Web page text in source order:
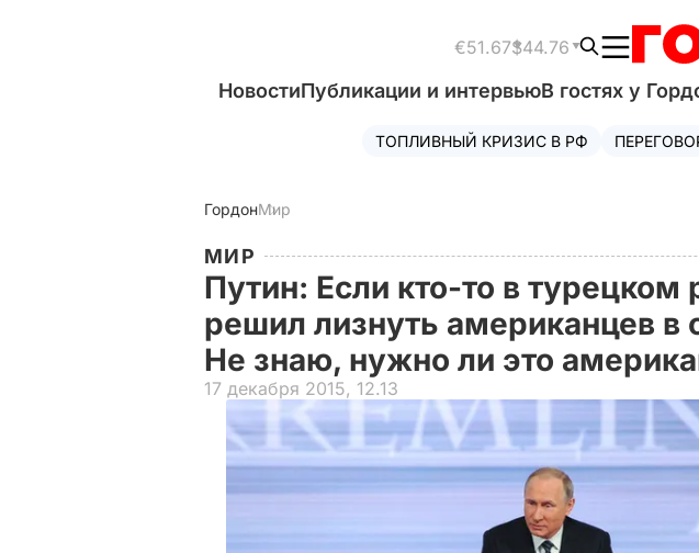
€51.67$44.76
НовостиПубликации и интервьюВ гостях у
ТОПЛИВНЫЙ КРИЗИС В РФ
ГордонМир
МИР
Путин: Если кто-то в турецком
решил лизнуть американцев в
Не знаю, нужно ли это
17 декабря 2015, 12.13